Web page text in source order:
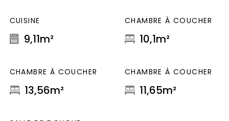
CUISINE
9,11m²
CHAMBRE À COUCHER
10,1m²
CHAMBRE À COUCHER
13,56m²
CHAMBRE À COUCHER
11,65m²